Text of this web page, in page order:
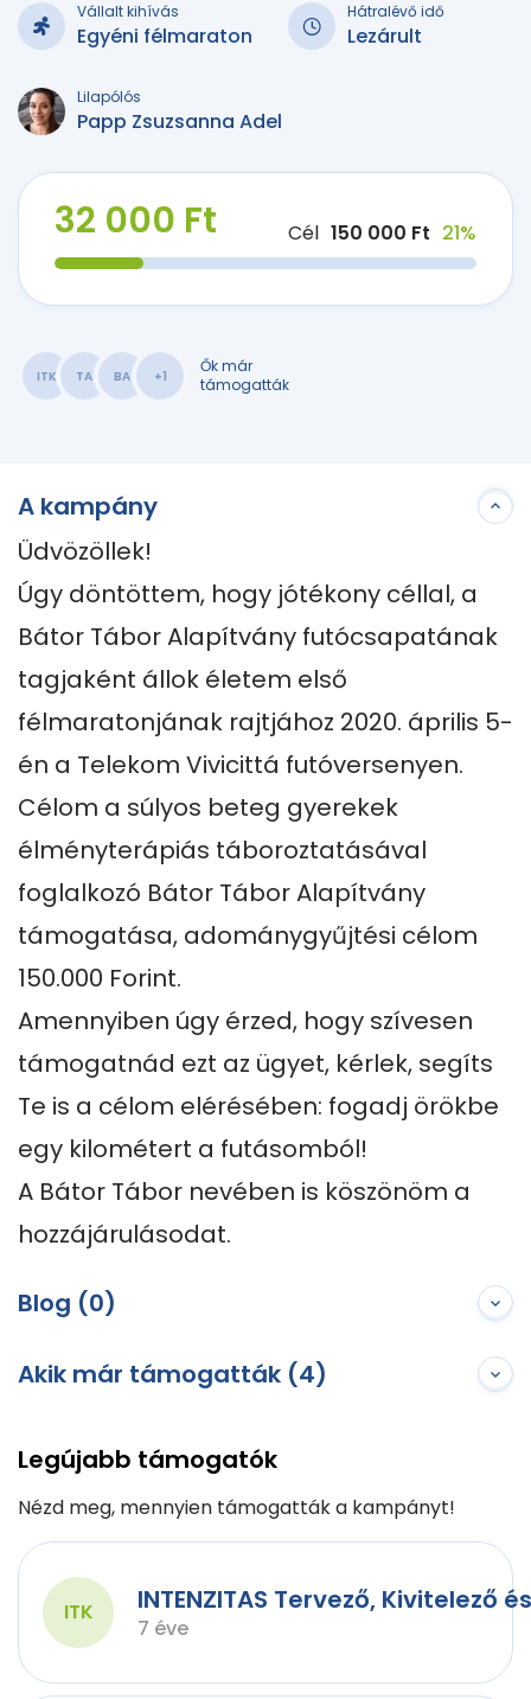
Vállalt kihívás
Egyéni félmaraton
Hátralévő idő
Lezárult
Lilapólós
Papp Zsuzsanna Adel
32 000 Ft Cél 150 000 Ft 21%
ITK TA BA +1
Ők már
támogatták
A kampány
Üdvözöllek!
Úgy döntöttem, hogy jótékony céllal, a
Bátor Tábor Alapítvány futócsapatának
tagjaként állok életem első
félmaratonjának rajtjához 2020. április 5-
én a Telekom Vivicittá futóversenyen.
Célom a súlyos beteg gyerekek
élményterápiás táboroztatásával
foglalkozó Bátor Tábor Alapítvány
támogatása, adománygyűjtési célom
150.000 Forint.
Amennyiben úgy érzed, hogy szívesen
támogatnád ezt az ügyet, kérlek, segíts
Te is a célom elérésében: fogadj örökbe
egy kilométert a futásomból!
A Bátor Tábor nevében is köszönöm a
hozzájárulásodat.
Blog (0)
Akik már támogatták (4)
Legújabb támogatók
Nézd meg, mennyien támogatták a kampányt!
ITK INTENZITAS Tervező,
7 éve